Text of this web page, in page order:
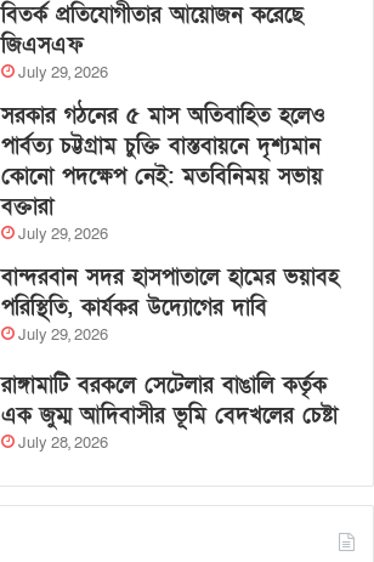
বিতর্ক প্রতিযোগীতার আয়োজন করেছে
জিএসএফ
July 29, 2026
সরকার গঠনের ৫ মাস অতিবাহিত হলেও
পার্বত্য চট্টগ্রাম চুক্তি বাস্তবায়নে দৃশ্যমান
কোনো পদক্ষেপ নেই: মতবিনিময় সভায়
বক্তারা
July 29, 2026
বান্দরবান সদর হাসপাতালে হামের ভয়াবহ
পরিস্থিতি, কার্যকর উদ্যোগের দাবি
July 29, 2026
রাঙ্গামাটি বরকলে সেটেলার বাঙালি কর্তৃক
এক জুম্ম আদিবাসীর ভূমি বেদখলের চেষ্টা
July 28, 2026